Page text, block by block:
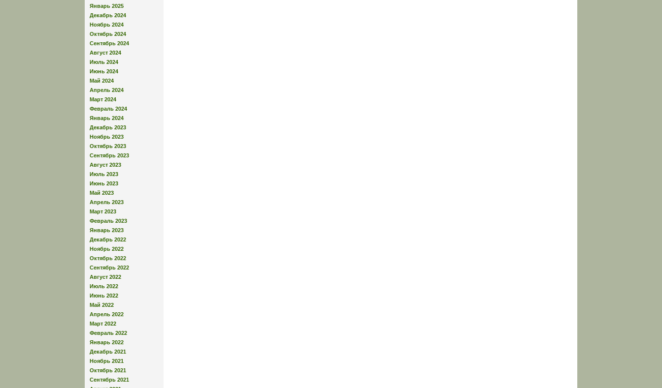
Январь 2025
Декабрь 2024
Ноябрь 2024
Октябрь 2024
Сентябрь 2024
Август 2024
Июль 2024
Июнь 2024
Май 2024
Апрель 2024
Март 2024
Февраль 2024
Январь 2024
Декабрь 2023
Ноябрь 2023
Октябрь 2023
Сентябрь 2023
Август 2023
Июль 2023
Июнь 2023
Май 2023
Апрель 2023
Март 2023
Февраль 2023
Январь 2023
Декабрь 2022
Ноябрь 2022
Октябрь 2022
Сентябрь 2022
Август 2022
Июль 2022
Июнь 2022
Май 2022
Апрель 2022
Март 2022
Февраль 2022
Январь 2022
Декабрь 2021
Ноябрь 2021
Октябрь 2021
Сентябрь 2021